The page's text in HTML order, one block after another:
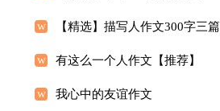
【精选】描写人作文300字三篇
有这么一个人作文【推荐】
我心中的友谊作文